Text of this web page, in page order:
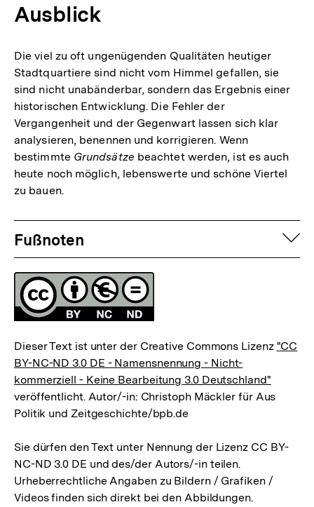
Ausblick
Die viel zu oft ungenügenden Qualitäten heutiger
Stadtquartiere sind nicht vom Himmel gefallen, sie
sind nicht unabänderbar, sondern das Ergebnis einer
historischen Entwicklung. Die Fehler der
Vergangenheit und der Gegenwart lassen sich klar
analysieren, benennen und korrigieren. Wenn
bestimmte Grundsätze beachtet werden, ist es auch
heute noch möglich, lebenswerte und schöne Viertel
zu bauen.
Fussnoten
Fußnoten
Lizenz
Dieser Text ist unter der Creative Commons Lizenz "CC
BY-NC-ND 3.0 DE - Namensnennung - Nicht-
kommerziell - Keine Bearbeitung 3.0 Deutschland"
veröffentlicht. Autor/-in: Christoph Mäckler für Aus
Politik und Zeitgeschichte/bpb.de
Sie dürfen den Text unter Nennung der Lizenz CC BY-
NC-ND 3.0 DE und des/der Autors/-in teilen.
Urheberrechtliche Angaben zu Bildern / Grafiken /
Videos finden sich direkt bei den Abbildungen.